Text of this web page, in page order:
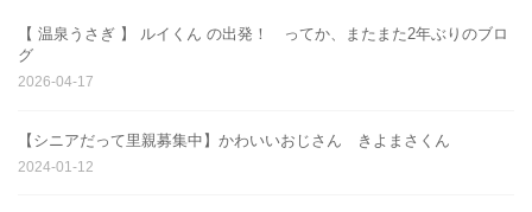
【 温泉うさぎ 】 ルイくん の出発！ ってか、またまた2年ぶりのブロ
グ
2026-04-17
【シニアだって里親募集中】かわいいおじさん きよまさくん
2024-01-12